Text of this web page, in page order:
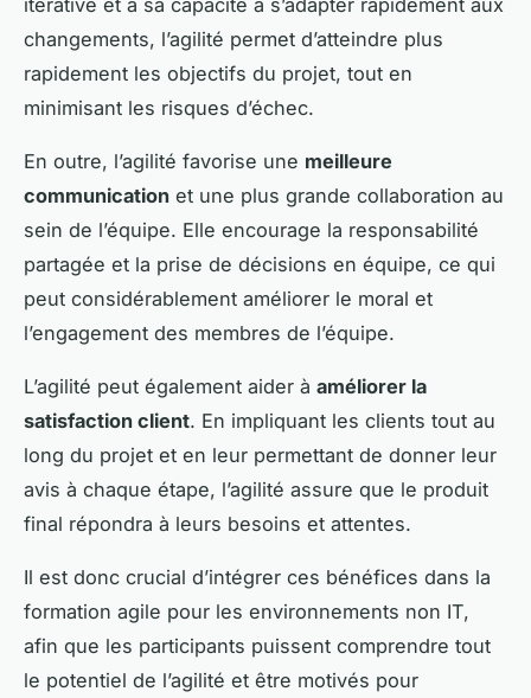
itérative et à sa capacité à s’adapter rapidement aux
changements, l’agilité permet d’atteindre plus
rapidement les objectifs du projet, tout en
minimisant les risques d’échec.
En outre, l’agilité favorise une meilleure
communication et une plus grande collaboration au
sein de l’équipe. Elle encourage la responsabilité
partagée et la prise de décisions en équipe, ce qui
peut considérablement améliorer le moral et
l’engagement des membres de l’équipe.
L’agilité peut également aider à améliorer la
satisfaction client. En impliquant les clients tout au
long du projet et en leur permettant de donner leur
avis à chaque étape, l’agilité assure que le produit
final répondra à leurs besoins et attentes.
Il est donc crucial d’intégrer ces bénéfices dans la
formation agile pour les environnements non IT,
afin que les participants puissent comprendre tout
le potentiel de l’agilité et être motivés pour